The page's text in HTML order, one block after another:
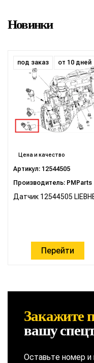
Новинки
под заказ от 10 дней
Цена и качество
Артикул: 12544505
Производитель: PMParts
Датчик 12544505
Перейти
Закажите
вашу
Оставьте номер